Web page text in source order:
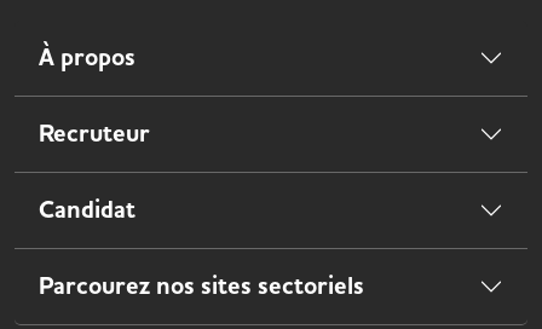
À propos
Recruteur
Candidat
Parcourez nos sites sectoriels